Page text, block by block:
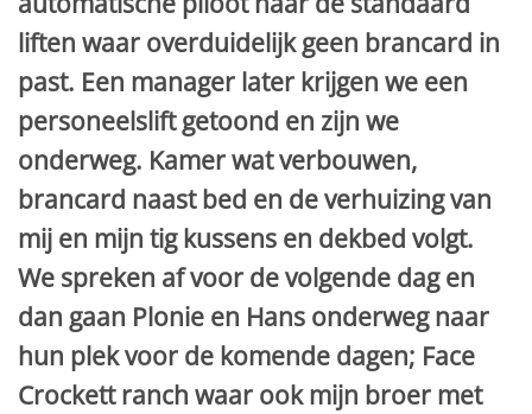
liften waar overduidelijk geen brancard in
past. Een manager later krijgen we een
personeelslift getoond en zijn we
onderweg. Kamer wat verbouwen,
brancard naast bed en de verhuizing van
mij en mijn tig kussens en dekbed volgt.
We spreken af voor de volgende dag en
dan gaan Plonie en Hans onderweg naar
hun plek voor de komende dagen; Face
Crockett ranch waar ook mijn broer met